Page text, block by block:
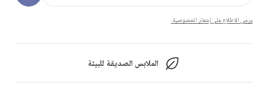
يرجى الاطلاع على إشعار الخصوصية.
الملابس الصديقة للبيئة